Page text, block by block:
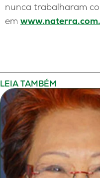
nunca trabalharam
em
LEIA TAMBÉM